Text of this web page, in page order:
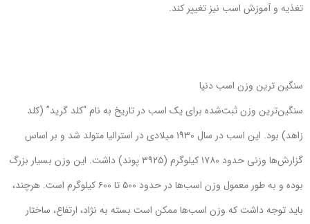
تغذیه و آموزش اسب نیز تغییر کند.
سنگین ترین وزن اسب دنیا
سنگین‌ترین وزن ثبت‌شده برای یک اسب در تاریخ به نام “کلد گرید” (کلد
زاهد) بود. این اسب در سال ۱۹۳۰ میلادی در استرالیا متولد شد و بر اساس
گزارش‌ها وزنی حدود ۱۷۸۰ کیلوگرم (۳۹۲۵ پوند) داشت. این وزن بسیار بزرگ
بوده و به طور معمول وزن اسب‌ها در حدود ۵۰۰ تا ۶۰۰ کیلوگرم است. هرچند،
باید توجه داشت که وزن اسب‌ها ممکن است بسته به نژاد، ارتفاع، ساختار